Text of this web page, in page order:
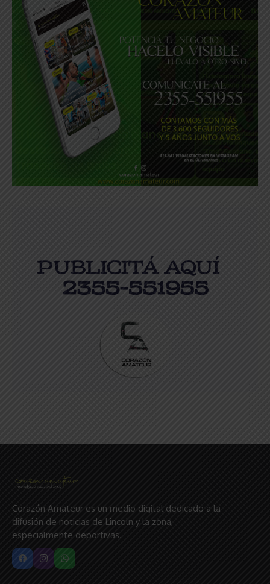
Corazón Amateur es un medio digital dedicado a la
difusión de noticias de Lincoln y la zona,
especialmente deportivas.